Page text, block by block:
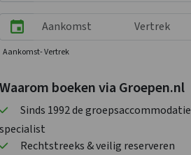
Aankomst- Vertrek
Waarom boeken via Groepen.nl
Sinds 1992 de groepsaccommodatie
specialist
Rechtstreeks & veilig reserveren